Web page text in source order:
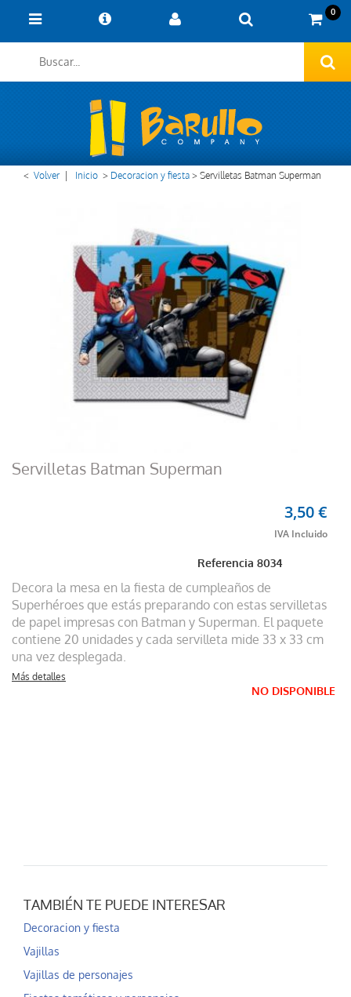
0
< Volver Inicio > Decoracion y fiesta>Servilletas Batman Superman
Servilletas Batman Superman
Referencia8034
3,50 €
Decora la mesa en la fiesta de cumpleaños de
Superhéroes que estás preparando con estas servilletas
de papel impresas con Batman y Superman. El paquete
contiene 20 unidades y cada servilleta mide 33 x 33 cm
una vez desplegada.
Más detalles
NO DISPONIBLE
TAMBIÉN TE PUEDE INTERESAR
Decoracion y fiesta
Vajillas
Vajillas de personajes